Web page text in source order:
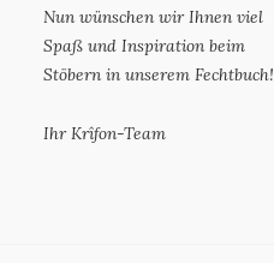
Nun wünschen wir Ihnen viel
Spaß und Inspiration beim
Stöbern in unserem Fechtbuch!
Ihr Krîfon-Team